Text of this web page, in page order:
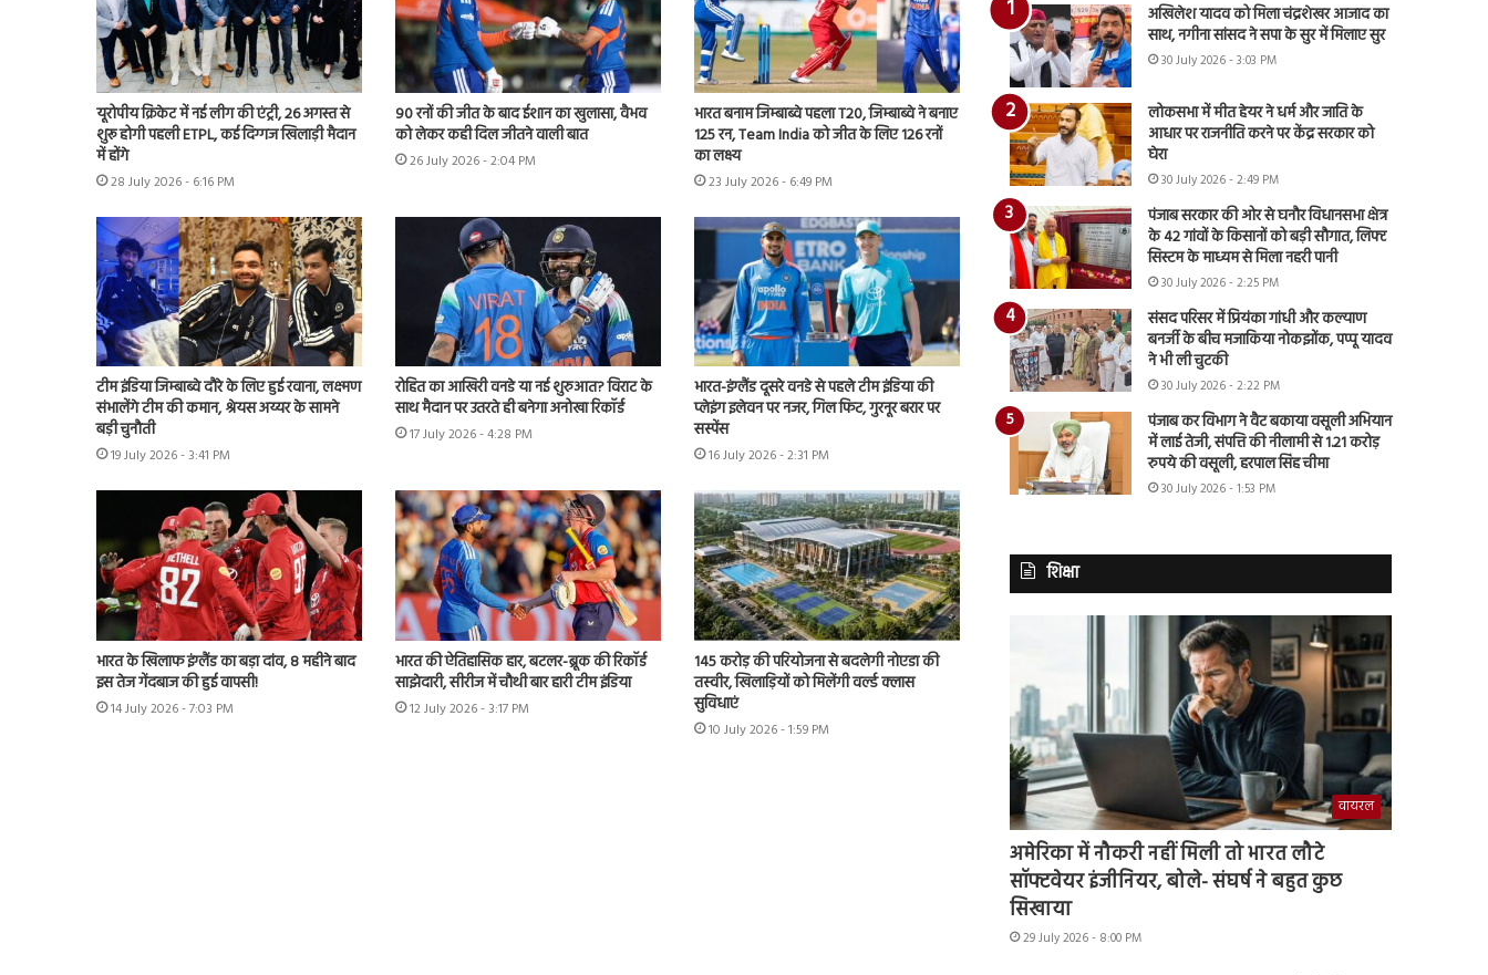
यूरोपीय क्रिकेट में नई लीग की एंट्री, 26 अगस्त से
शुरू होगी पहली ETPL, कई दिग्गज खिलाड़ी मैदान
में होंगे
28 July 2026 - 6:16 PM
90 रनों की जीत के बाद ईशान का खुलासा, वैभव
को लेकर कही दिल जीतने वाली बात
26 July 2026 - 2:04 PM
भारत बनाम जिम्बाब्वे पहला T20, जिम्बाब्वे ने बनाए
125 रन, Team India को जीत के लिए 126 रनों
का लक्ष्य
23 July 2026 - 6:49 PM
टीम इंडिया जिम्बाब्वे दौरे के लिए हुई रवाना, लक्ष्मण
संभालेंगे टीम की कमान, श्रेयस अय्यर के सामने
बड़ी चुनौती
19 July 2026 - 3:41 PM
रोहित का आखिरी वनडे या नई शुरुआत? विराट के
साथ मैदान पर उतरते ही बनेगा अनोखा रिकॉर्ड
17 July 2026 - 4:28 PM
भारत-इंग्लैंड दूसरे वनडे से पहले टीम इंडिया की
प्लेइंग इलेवन पर नजर, गिल फिट, गुरनूर बरार पर
सस्पेंस
16 July 2026 - 2:31 PM
भारत के खिलाफ इंग्लैंड का बड़ा दांव, 8 महीने बाद
इस तेज गेंदबाज की हुई वापसी!
14 July 2026 - 7:03 PM
भारत की ऐतिहासिक हार, बटलर-ब्रूक की रिकॉर्ड
साझेदारी, सीरीज में चौथी बार हारी टीम इंडिया
12 July 2026 - 3:17 PM
145 करोड़ की परियोजना से बदलेगी नोएडा की
तस्वीर, खिलाड़ियों को मिलेंगी वर्ल्ड क्लास
सुविधाएं
10 July 2026 - 1:59 PM
अखिलेश यादव को मिला चंद्रशेखर आजाद का
साथ, नगीना सांसद ने सपा के सुर में मिलाए सुर
30 July 2026 - 3:03 PM
लोकसभा में मीत हेयर ने धर्म और जाति के
आधार पर राजनीति करने पर केंद्र सरकार को
घेरा
30 July 2026 - 2:49 PM
पंजाब सरकार की ओर से घनौर विधानसभा क्षेत्र
के 42 गांवों के किसानों को बड़ी सौगात, लिफ्ट
सिस्टम के माध्यम से मिला नहरी पानी
30 July 2026 - 2:25 PM
संसद परिसर में प्रियंका गांधी और कल्याण
बनर्जी के बीच मजाकिया नोकझोंक, पप्पू यादव
ने भी ली चुटकी
30 July 2026 - 2:22 PM
पंजाब कर विभाग ने वैट बकाया वसूली अभियान
में लाई तेजी, संपत्ति की नीलामी से 1.21 करोड़
रुपये की वसूली, हरपाल सिंह चीमा
30 July 2026 - 1:53 PM
शिक्षा
वायरल
अमेरिका में नौकरी नहीं मिली तो भारत लौटे
सॉफ्टवेयर इंजीनियर, बोले- संघर्ष ने बहुत कुछ
सिखाया
29 July 2026 - 8:00 PM